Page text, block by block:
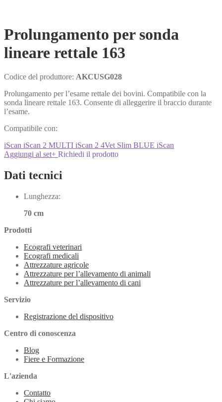
Prolungamento per sonda
lineare rettale 163
Codice del produttore: AKCUSG028
Prolungamento per l’esame rettale dei bovini. Compatibile con la
sonda lineare rettale 163. Consente di alleggerire il braccio durante
l’esame.
Compatibile con:
iScan iScan 2 MULTI iScan 2 4Vet Slim BLUE iScan
Aggiungi al set+ Richiedi il prodotto
Dati tecnici
Lunghezza:
70 cm
Prodotti
Ecografi veterinari
Ecografi medicali
Attrezzature agricole
Attrezzature per l’allevamento di animali
Attrezzature per l’allevamento di cani
Servizio
Registrazione del dispositivo
Centro di conoscenza
Blog
Fiere e Formazione
L'azienda
Contatto